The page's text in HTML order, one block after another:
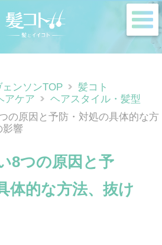
ンソンTOP
髪コト
アケア
ヘアスタイル・髪型
の原因と予防・対処の具体的な方
影響
8つの原因と予
体的な方法、抜け